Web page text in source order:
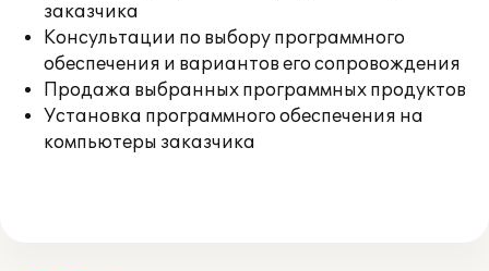
заказчика
Консультации по выбору программного
обеспечения и вариантов его сопровождения
Продажа выбранных программных продуктов
Установка программного обеспечения на
компьютеры заказчика